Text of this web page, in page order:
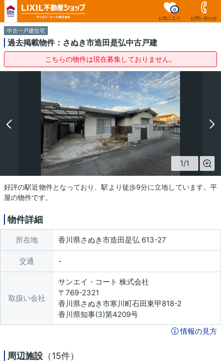
お気に入り
0
お問い合わせ
中古一戸建住宅
過去掲載物件：さぬき市造田是弘中古戸建
こちらの物件は現在募集しておりません。
1/1
好評の駅近物件となっており、駅より徒歩9分に立地しています。平
屋の物件です。
物件詳細
所在地 香川県さぬき市造田是弘 613-27
交通
取扱い会社
サンエイ・コート 株式会社
〒769-2321
香川県さぬき市寒川町石田東甲818-2
香川県知事(3)第4209号
情報の見方
周辺施設 （15件）